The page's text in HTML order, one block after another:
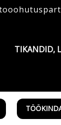
TIKANDID,